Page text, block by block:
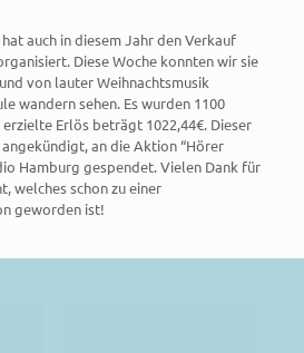
auch in diesem Jahr den Verkauf
Diese Woche konnten wir sie
von lauter Weihnachtsmusik
wandern sehen. Es wurden 1100
Erlös beträgt 1022,44€. Dieser
an die Aktion “Hörer
Hamburg gespendet. Vielen Dank für
welches schon zu einer
geworden ist!